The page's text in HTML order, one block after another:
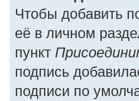
Чтобы добавить
её в личном
пункт
подпись
подписи по